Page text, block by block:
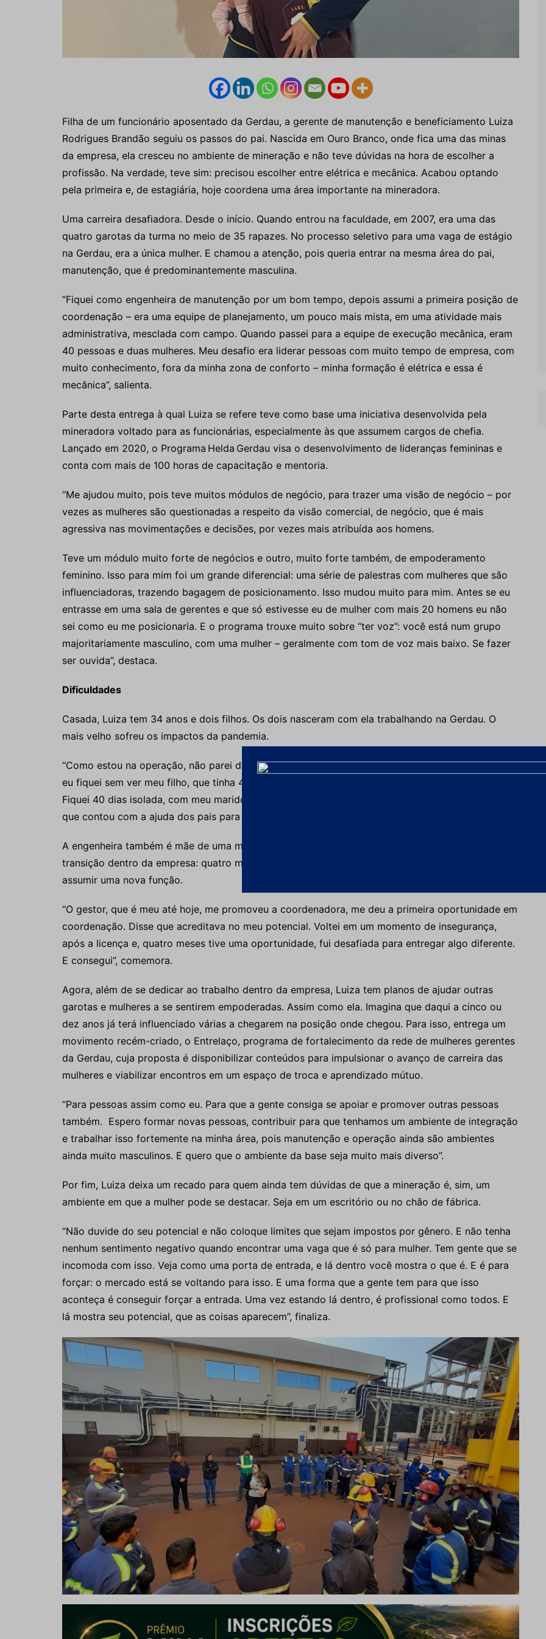
Filha de um funcionário aposentado da Gerdau, a gerente de manutenção e beneficiamento Luiza
Rodrigues Brandão seguiu os passos do pai. Nascida em Ouro Branco, onde fica uma das minas
da empresa, ela cresceu no ambiente de mineração e não teve dúvidas na hora de escolher a
profissão. Na verdade, teve sim: precisou escolher entre elétrica e mecânica. Acabou optando
pela primeira e, de estagiária, hoje coordena uma área importante na mineradora.
Uma carreira desafiadora. Desde o início. Quando entrou na faculdade, em 2007, era uma das
quatro garotas da turma no meio de 35 rapazes. No processo seletivo para uma vaga de estágio
na Gerdau, era a única mulher. E chamou a atenção, pois queria entrar na mesma área do pai,
manutenção, que é predominantemente masculina.
“Fiquei como engenheira de manutenção por um bom tempo, depois assumi a primeira posição de
coordenação – era uma equipe de planejamento, um pouco mais mista, em uma atividade mais
administrativa, mesclada com campo. Quando passei para a equipe de execução mecânica, eram
40 pessoas e duas mulheres. Meu desafio era liderar pessoas com muito tempo de empresa, com
muito conhecimento, fora da minha zona de conforto – minha formação é elétrica e essa é
mecânica”, salienta.
Parte desta entrega à qual Luiza se refere teve como base uma iniciativa desenvolvida pela
mineradora voltado para as funcionárias, especialmente às que assumem cargos de chefia.
Lançado em 2020, o Programa Helda Gerdau visa o desenvolvimento de lideranças femininas e
conta com mais de 100 horas de capacitação e mentoria.
“Me ajudou muito, pois teve muitos módulos de negócio, para trazer uma visão de negócio – por
vezes as mulheres são questionadas a respeito da visão comercial, de negócio, que é mais
agressiva nas movimentações e decisões, por vezes mais atribuída aos homens.
Teve um módulo muito forte de negócios e outro, muito forte também, de empoderamento
feminino. Isso para mim foi um grande diferencial: uma série de palestras com mulheres que são
influenciadoras, trazendo bagagem de posicionamento. Isso mudou muito para mim. Antes se eu
entrasse em uma sala de gerentes e que só estivesse eu de mulher com mais 20 homens eu não
sei como eu me posicionaria. E o programa trouxe muito sobre “ter voz”: você está num grupo
majoritariamente masculino, com uma mulher – geralmente com tom de voz mais baixo. Se fazer
ser ouvida”, destaca.
Dificuldades
Casada, Luiza tem 34 anos e dois filhos. Os dois nasceram com ela trabalhando na Gerdau. O
mais velho sofreu os impactos da pandemia.
“Como estou na operação, não parei durante a pandemia. Naquele início de incerteza, por um mês
eu fiquei sem ver meu filho, que tinha 4 anos. Como estava saindo para trabalhar, estava exposta.
Fiquei 40 dias isolada, com meu marido e minha irmã. A gente se falava por vídeo”, lembra Luiza,
que contou com a ajuda dos pais para ficar longe do pequeno.
A engenheira também é mãe de uma menininha de seis meses, que nasceu em um momento de
transição dentro da empresa: quatro meses após retornar da licença maternidade, foi convidada a
assumir uma nova função.
“O gestor, que é meu até hoje, me promoveu a coordenadora, me deu a primeira oportunidade em
coordenação. Disse que acreditava no meu potencial. Voltei em um momento de insegurança,
após a licença e, quatro meses tive uma oportunidade, fui desafiada para entregar algo diferente.
E consegui”, comemora.
Agora, além de se dedicar ao trabalho dentro da empresa, Luiza tem planos de ajudar outras
garotas e mulheres a se sentirem empoderadas. Assim como ela. Imagina que daqui a cinco ou
dez anos já terá influenciado várias a chegarem na posição onde chegou. Para isso, entrega um
movimento recém-criado, o Entrelaço, programa de fortalecimento da rede de mulheres gerentes
da Gerdau, cuja proposta é disponibilizar conteúdos para impulsionar o avanço de carreira das
mulheres e viabilizar encontros em um espaço de troca e aprendizado mútuo.
“Para pessoas assim como eu. Para que a gente consiga se apoiar e promover outras pessoas
também. Espero formar novas pessoas, contribuir para que tenhamos um ambiente de integração
e trabalhar isso fortemente na minha área, pois manutenção e operação ainda são ambientes
ainda muito masculinos. E quero que o ambiente da base seja muito mais diverso”.
Por fim, Luiza deixa um recado para quem ainda tem dúvidas de que a mineração é, sim, um
ambiente em que a mulher pode se destacar. Seja em um escritório ou no chão de fábrica.
“Não duvide do seu potencial e não coloque limites que sejam impostos por gênero. E não tenha
nenhum sentimento negativo quando encontrar uma vaga que é só para mulher. Tem gente que se
incomoda com isso. Veja como uma porta de entrada, e lá dentro você mostra o que é. E é para
forçar: o mercado está se voltando para isso. E uma forma que a gente tem para que isso
aconteça é conseguir forçar a entrada. Uma vez estando lá dentro, é profissional como todos. E
lá mostra seu potencial, que as coisas aparecem”, finaliza.